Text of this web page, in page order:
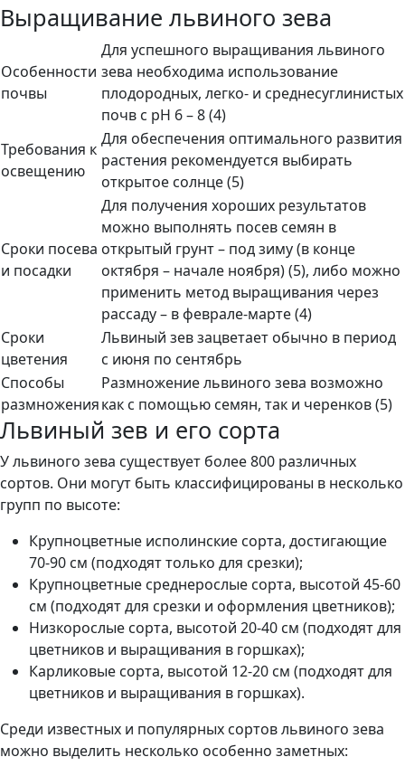
Выращивание львиного зева
Особенности
почвы
Для успешного выращивания львиного
зева необходима использование
плодородных, легко- и среднесуглинистых
почв с pH 6 – 8 (4)
Требования к
освещению
Для обеспечения оптимального развития
растения рекомендуется выбирать
открытое солнце (5)
Сроки посева
и посадки
Для получения хороших результатов
можно выполнять посев семян в
открытый грунт – под зиму (в конце
октября – начале ноября) (5), либо можно
применить метод выращивания через
рассаду – в феврале-марте (4)
Сроки
цветения
Львиный зев зацветает обычно в период
с июня по сентябрь
Способы
размножения
Размножение львиного зева возможно
как с помощью семян, так и черенков (5)
Львиный зев и его сорта
У львиного зева существует более 800 различных
сортов. Они могут быть классифицированы в несколько
групп по высоте:
Крупноцветные исполинские сорта, достигающие
70-90 см (подходят только для срезки);
Крупноцветные среднерослые сорта, высотой 45-60
см (подходят для срезки и оформления цветников);
Низкорослые сорта, высотой 20-40 см (подходят для
цветников и выращивания в горшках);
Карликовые сорта, высотой 12-20 см (подходят для
цветников и выращивания в горшках).
Среди известных и популярных сортов львиного зева
можно выделить несколько особенно заметных: